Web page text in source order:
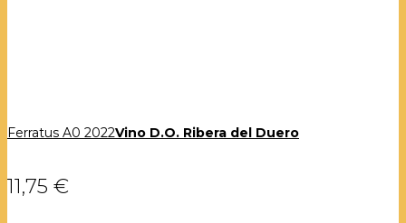
Ferratus A0 2022Vino D.O. Ribera del Duero
11,75 €